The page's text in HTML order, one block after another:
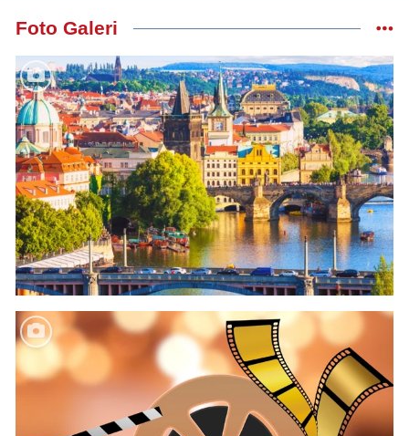
Foto Galeri